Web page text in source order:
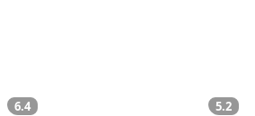
6.4 5.2